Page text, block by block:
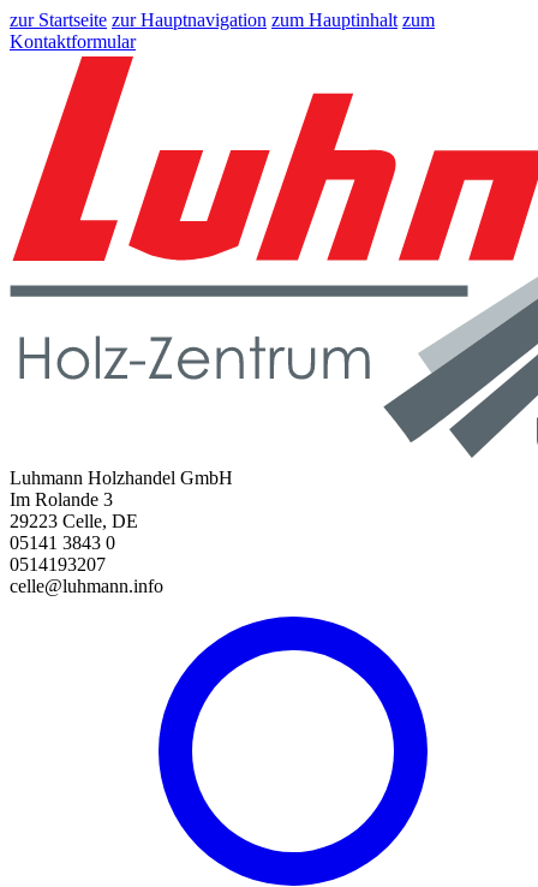
zur Startseite zur Hauptnavigation zum Hauptinhalt zum
Kontaktformular
Luhmann Holzhandel GmbH
Im Rolande 3
29223 Celle, DE
05141 3843 0
0514193207
celle@luhmann.info